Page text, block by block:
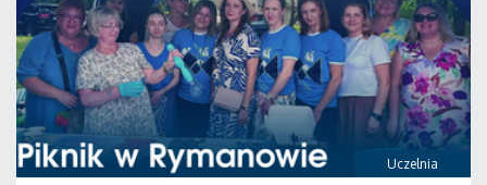
Uczelnia